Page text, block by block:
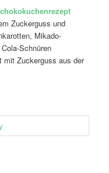
Zuckerguss und
Mikado-
Schnüren
mit Zuckerguss aus der